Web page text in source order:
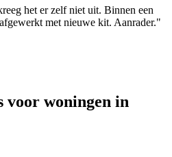
het er zelf niet uit. Binnen een
met nieuwe kit. Aanrader."
voor woningen in